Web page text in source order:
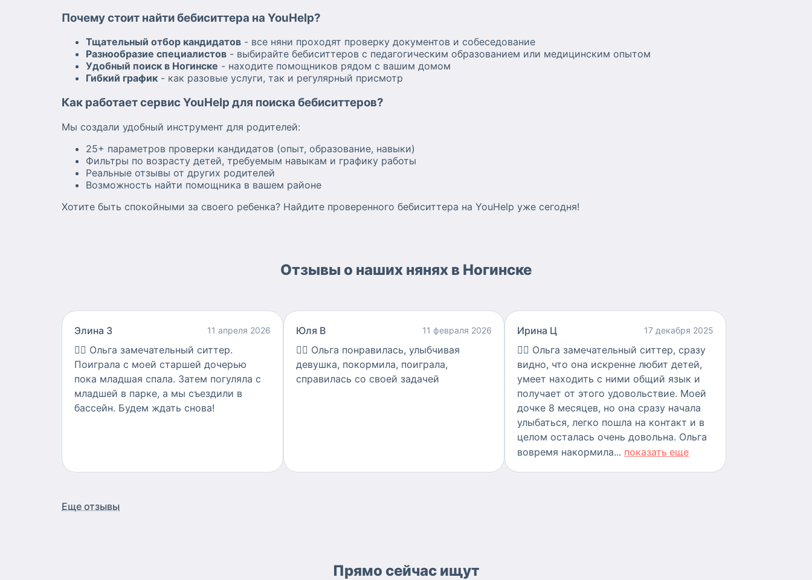
Почему стоит найти бебиситтера на YouHelp?
Тщательный отбор кандидатов - все няни проходят проверку документов и собеседование
Разнообразие специалистов - выбирайте бебиситтеров с педагогическим образованием или медицинским опытом
Удобный поиск в Ногинске - находите помощников рядом с вашим домом
Гибкий график - как разовые услуги, так и регулярный присмотр
Как работает сервис YouHelp для поиска бебиситтеров?
Мы создали удобный инструмент для родителей:
25+ параметров проверки кандидатов (опыт, образование, навыки)
Фильтры по возрасту детей, требуемым навыкам и графику работы
Реальные отзывы от других родителей
Возможность найти помощника в вашем районе
Хотите быть спокойными за своего ребенка? Найдите проверенного бебиситтера на YouHelp уже сегодня!
Отзывы о наших нянях в Ногинске
Элина З 11 апреля 2026
👍🏻 Ольга замечательный ситтер.
Поиграла с моей старшей дочерью
пока младшая спала. Затем погуляла с
младшей в парке, а мы съездили в
бассейн. Будем ждать снова!
Юля В 11 февраля 2026
👍🏻 Ольга понравилась, улыбчивая
девушка, покормила, поиграла,
справилась со своей задачей
Ирина Ц 17 декабря 2025
👍🏻 Ольга замечательный ситтер, сразу
видно, что она искренне любит детей,
умеет находить с ними общий язык и
получает от этого удовольствие. Моей
дочке 8 месяцев, но она сразу начала
улыбаться, легко пошла на контакт и в
целом осталась очень довольна. Ольга
вовремя накормила... показать еще
Еще отзывы
Прямо сейчас ищут